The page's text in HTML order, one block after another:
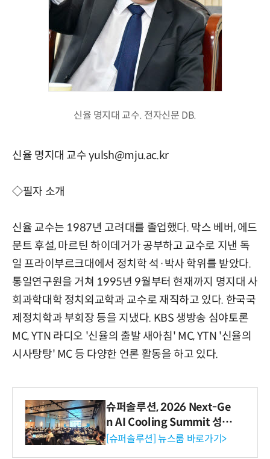
신율 명지대 교수. 전자신문 DB.
신율 명지대 교수 yulsh@mju.ac.kr
◇필자 소개
신율 교수는 1987년 고려대를 졸업했다. 막스 베버, 에드
문트 후설, 마르틴 하이데거가 공부하고 교수로 지낸 독
일 프라이부르크대에서 정치학 석·박사 학위를 받았다.
통일연구원을 거쳐 1995년 9월부터 현재까지 명지대 사
회과학대학 정치외교학과 교수로 재직하고 있다. 한국국
제정치학과 부회장 등을 지냈다. KBS 생방송 심야토론
MC, YTN 라디오 '신율의 출발 새아침' MC, YTN '신율의
시사탕탕' MC 등 다양한 언론 활동을 하고 있다.
슈퍼솔루션, 2026 Next-Ge
n AI Cooling Summit 성황
리 성료
[슈퍼솔루션] 뉴스룸 바로가기>